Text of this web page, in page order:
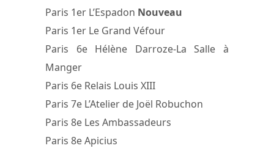
Paris 1er L’Espadon Nouveau
Paris 1er Le Grand Véfour
Paris 6e Hélène Darroze-La Salle à
Manger
Paris 6e Relais Louis XIII
Paris 7e L’Atelier de Joël Robuchon
Paris 8e Les Ambassadeurs
Paris 8e Apicius